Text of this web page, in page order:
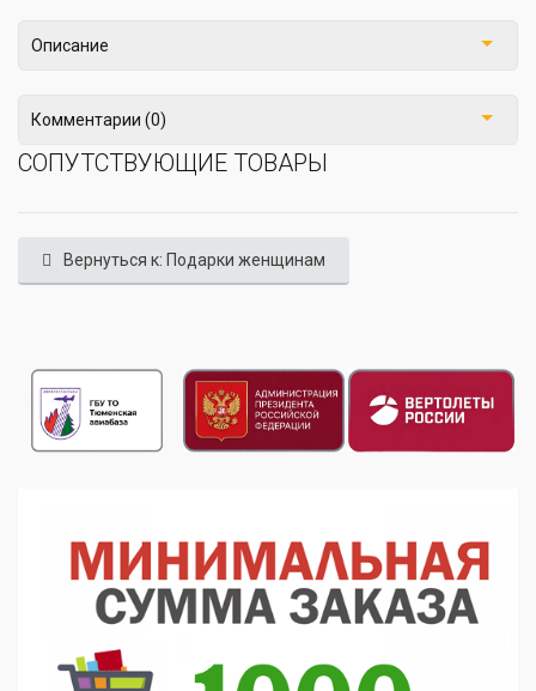
Описание
Комментарии (0)
СОПУТСТВУЮЩИЕ ТОВАРЫ
Вернуться к: Подарки женщинам